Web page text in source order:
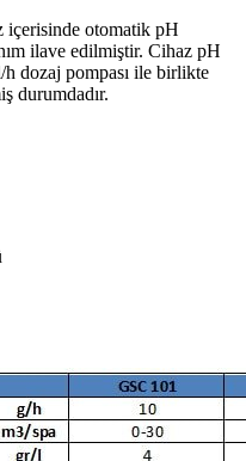
içerisinde otomatik pH
ilave edilmiştir. Cihaz pH
dozaj pompası ile birlikte
durumdadır.